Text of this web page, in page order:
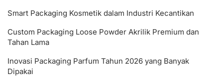
Smart Packaging Kosmetik dalam Industri Kecantikan
Custom Packaging Loose Powder Akrilik Premium dan
Tahan Lama
Inovasi Packaging Parfum Tahun 2026 yang Banyak
Dipakai